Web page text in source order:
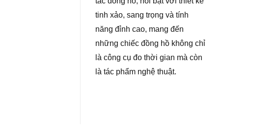
tinh xảo, sang trọng và tính
năng đỉnh cao, mang đến
những chiếc đồng hồ không chỉ
là công cụ đo thời gian mà còn
là tác phẩm nghệ thuật.